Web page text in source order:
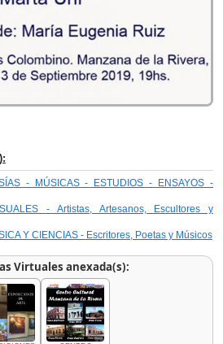
- MÚSICAS - ESTUDIOS - ENSAYOS -
- Artistas, Artesanos, Escultores y
Y CIENCIAS - Escritores, Poetas y Músicos
Virtuales anexada(s):